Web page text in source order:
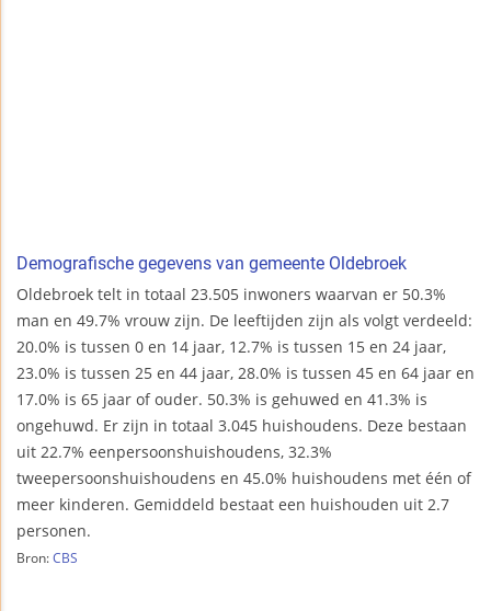
Demografische gegevens van gemeente Oldebroek
Oldebroek telt in totaal 23.505 inwoners waarvan er 50.3%
man en 49.7% vrouw zijn. De leeftijden zijn als volgt verdeeld:
20.0% is tussen 0 en 14 jaar, 12.7% is tussen 15 en 24 jaar,
23.0% is tussen 25 en 44 jaar, 28.0% is tussen 45 en 64 jaar en
17.0% is 65 jaar of ouder. 50.3% is gehuwed en 41.3% is
ongehuwd. Er zijn in totaal 3.045 huishoudens. Deze bestaan
uit 22.7% eenpersoonshuishoudens, 32.3%
tweepersoonshuishoudens en 45.0% huishoudens met één of
meer kinderen. Gemiddeld bestaat een huishouden uit 2.7
personen.
Bron: CBS